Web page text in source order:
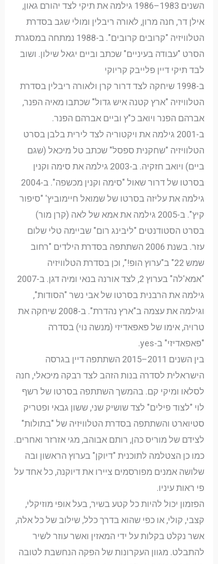
השנים 1983–1986 גילמה את תיקי לצד יהורם גאון,
אילן דר, חנה מרון, לאורה ריבלין ומולי שגב בסדרת
הטלוויזיה "קרובים קרובים". ב-1988 נמתחה במסגרת
הסרט "עבודה בעיניים" שכתב וביים יגאל שילון. ושוב
לבד תיקי דיין פלייבק קריוקי
ב-1998 שיחקה לצד דרור קרן ולאורה ריבלין בסדרת
הטלוויזיה "ארץ קטנה איש גדול" שכתבו מאיה הפנר,
אברהם הפנר ויואב כ"ץ וביים אברהם הפנר.
ב-2001 גילמה את ויקטוריה לצד לירית בלבן בסרט
הטלוויזיה "שחקנית ספסל" שכתב טל מיכאל (שגם
ביים) ויואב חזקיה. ב-2003 גילמה את סימה וקנין
בסרטו של דרור שאול "סימה וקנין מכשפה". ב-2004
גילמה את עליזה בסרטו של שמואל חיימוביץ' "סיפור
קיץ". ב-2005 גילמה את אמא של לאה (קרן מור)
בסרט הסטודנטים "ליבינג רום" שביימה טלי שלום
עזר. בשנת 2006 השתתפה בסדרת הילדים "רחוב
שמש 22" ב"ערוץ הופ!", וכן בסדרת הטלוויזיה
"אמא'לה" בערוץ 2, לצד אורנה בנאי ומיה דגן. ב-2007
גילמה את הרבנית בסרטו של אבי נשר "הסודות",
וגילמה את עצמה ב"ארץ נהדרת". ב-2008 שיחקה את
טרויה, אימו של פאפאדיזי (מנשה נוי) בסדרה
"פאפאדיזי" ב-yes.
בין השנים 2011–2015 השתתפה דיין בגרסה
הישראלית לסדרה בנות הזהב לצד רבקה מיכאלי, חנה
לסלאו ומיקי קם. בהמשך השתתפה בסרטו של רשף
לוי "לצוד פילים" לצד שושיק שני, ששון גבאי ופטריק
סטיוארט והשתתפה בסדרת הטלוויזיה של "בתולות"
לצידם של מוריס כהן, רותם אבוהב, מגי אזרזר ואחרים.
כמו כן הצטלמה לתוכנית "דיוקן" בערוץ הראשון ובה
שלושה אמנים מפורסמים ציירו את דיוקנה, כל אחד על
פי ראות עיניו.
הפזמון יכול להיות כל קטע בשיר, בעל אופי מוזיקלי,
קצבי, קולי, או כפי שהוא בדרך כלל, שילוב של כל אלה,
אשר נקלט בקלות על ידי המאזין ואשר עוזר לשיר
להתבלט. מגוון העקרונות של הפקה הנחשבת לטובה